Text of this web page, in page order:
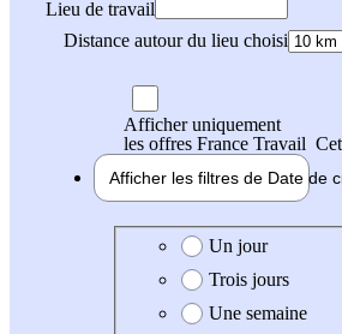
Lieu de travail
Distance autour du lieu choisi
Afficher uniquement
les offres France Travail
Afficher les filtres de Date de
Date de création de l'offre
Un jour
Trois jours
Une semaine